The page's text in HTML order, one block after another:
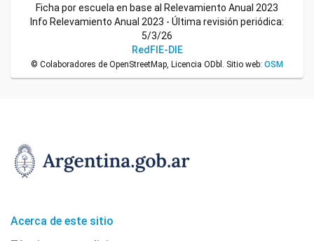
Ficha por escuela en base al Relevamiento Anual 2023
Info Relevamiento Anual 2023 - Última revisión periódica:
5/3/26
RedFIE-DIE
© Colaboradores de OpenStreetMap, Licencia ODbl. Sitio web: OSM
Acerca de este sitio